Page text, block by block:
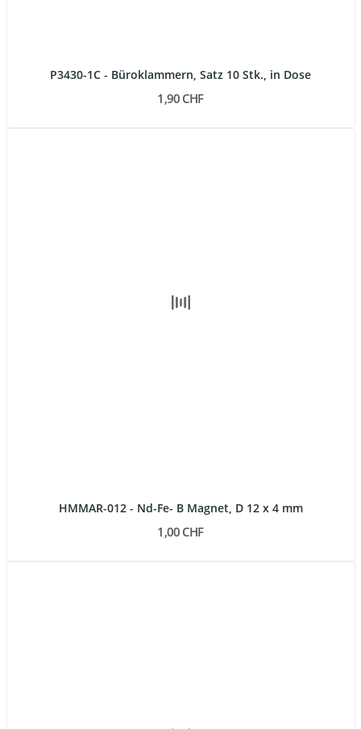
P3430-1C - Büroklammern, Satz 10 Stk., in Dose
1,90 CHF
HMMAR-012 - Nd-Fe- B Magnet, D 12 x 4 mm
1,00 CHF